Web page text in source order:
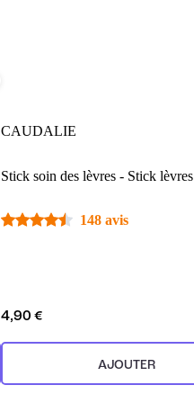
CAUDALIE
Stick soin des lèvres - Stick lèvres
148 avis
4,90 €
AJOUTER